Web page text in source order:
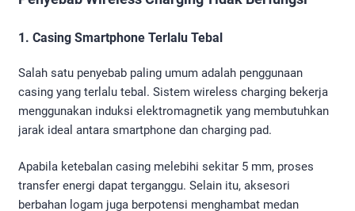
1. Casing Smartphone Terlalu Tebal
Salah satu penyebab paling umum adalah penggunaan
casing yang terlalu tebal. Sistem wireless charging bekerja
menggunakan induksi elektromagnetik yang membutuhkan
jarak ideal antara smartphone dan charging pad.
Apabila ketebalan casing melebihi sekitar 5 mm, proses
transfer energi dapat terganggu. Selain itu, aksesori
berbahan logam juga berpotensi menghambat medan